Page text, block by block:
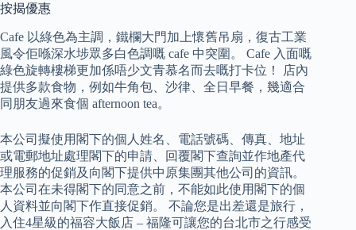
按揭優惠
Cafe 以綠色為主調，鐵欄大門加上懷舊吊扇，復古工業
風令佢喺深水埗眾多白色調嘅 cafe 中突圍。 Cafe 入面嘅
綠色旋轉樓梯更加係唔少文青慕名而去嘅打卡位！ 店內
提供多款食物，例如牛角包、沙律、全日早餐，幾適合
同朋友過來食個 afternoon tea。
本公司擬使用閣下的個人姓名、電話號碼、傳真、地址
或電郵地址處理閣下的申請、回覆閣下查詢並作地產代
理服務的促銷及向閣下提供中原集團其他公司的資訊。
本公司在未得閣下的同意之前，不能如此使用閣下的個
人資料並向閣下作直接促銷。 不論您是出差還是旅行，
入住4星級的福容大飯店 – 福隆可讓您的台北市之行感受